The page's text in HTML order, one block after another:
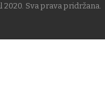
Sva prava pridržana.